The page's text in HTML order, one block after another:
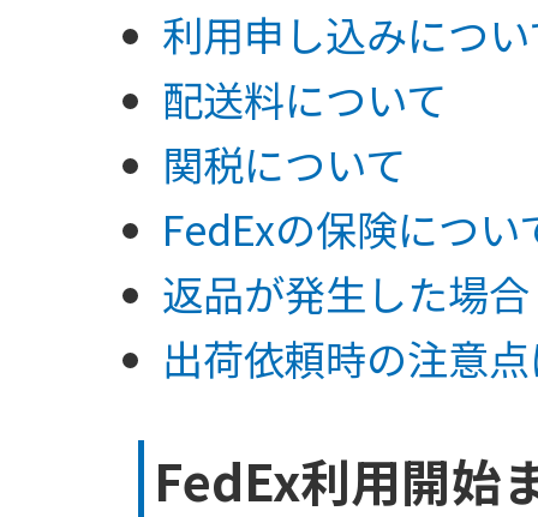
利用申し込みにつ
配送料について
関税について
FedExの保険につい
返品が発生した場合
出荷依頼時の注意
FedEx利用開始